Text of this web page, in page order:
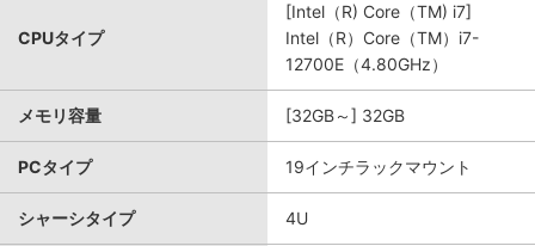
CPUタイプ
[Intel（R) Core（TM) i7]
Intel（R）Core（TM）i7-
12700E（4.80GHz）
メモリ容量 [32GB～] 32GB
PCタイプ 19インチラックマウント
シャーシタイプ 4U